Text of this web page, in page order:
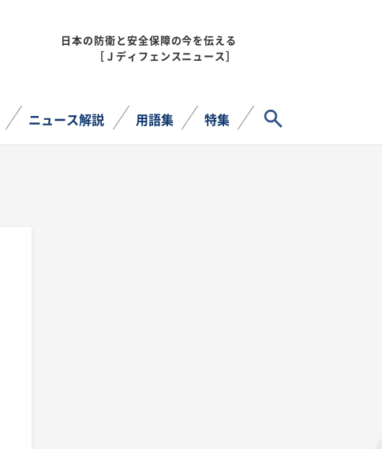
日本の防衛と安全保障の今を伝える
［Ｊディフェンスニュース］
ニュース解説 用語集 特集